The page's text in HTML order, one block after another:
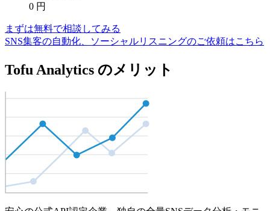
0 円
まずは無料で相談してみる
SNS集客の自動化、ソーシャルリスニングのご依頼はこちら
Tofu Analytics のメリット